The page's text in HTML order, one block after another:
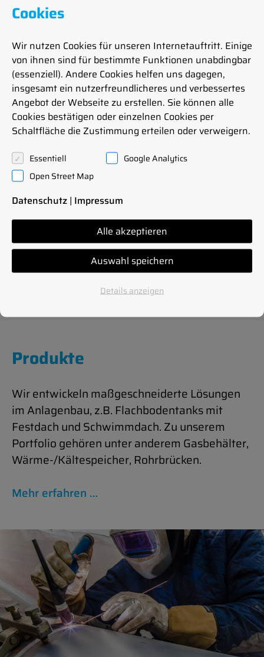
War­tun­gen und Gutachten
Werkstoffprüfung
Produkte
Wir en­twick­eln maßgeschneiderte Lösun­gen
im An­la­gen­bau, z.B. Flach­bo­dentanks mit
Festdach und Schwim­m­dach. Zu un­serem
Port­fo­lio gehören unter an­derem Gas­behälter,
Wärme-/Kältespeicher, Rohrbrücken.
Mehr er­fahren …
Cookies
Wir nutzen Cookies für unseren Internetauftritt. Einige
von ihnen sind für bestimmte Funktionen unabdingbar
(essenziell). Andere Cookies helfen uns dagegen,
insgesamt ein nutzerfreundlicheres und verbessertes
Angebot der Webseite zu erstellen. Sie können alle
Cookies bestätigen oder einzelnen Cookies per
Schaltfläche die Zustimmung erteilen oder verweigern.
Essentiell
Google Analytics
Open Street Map
Datenschutz | Impressum
Alle akzeptieren
Auswahl speichern
Details anzeigen